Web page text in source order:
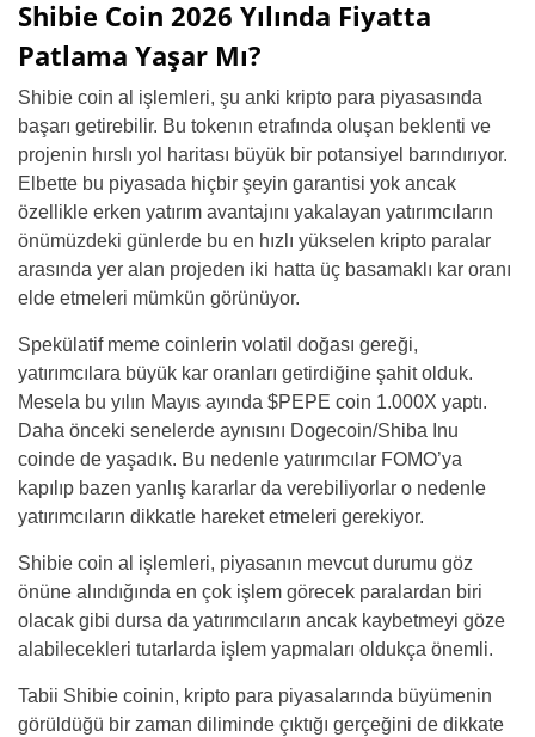
Shibie Coin 2026 Yılında Fiyatta
Patlama Yaşar Mı?
Shibie coin al işlemleri, şu anki kripto para piyasasında
başarı getirebilir. Bu tokenın etrafında oluşan beklenti ve
projenin hırslı yol haritası büyük bir potansiyel barındırıyor.
Elbette bu piyasada hiçbir şeyin garantisi yok ancak
özellikle erken yatırım avantajını yakalayan yatırımcıların
önümüzdeki günlerde bu en hızlı yükselen kripto paralar
arasında yer alan projeden iki hatta üç basamaklı kar oranı
elde etmeleri mümkün görünüyor.
Spekülatif meme coinlerin volatil doğası gereği,
yatırımcılara büyük kar oranları getirdiğine şahit olduk.
Mesela bu yılın Mayıs ayında $PEPE coin 1.000X yaptı.
Daha önceki senelerde aynısını Dogecoin/Shiba Inu
coinde de yaşadık. Bu nedenle yatırımcılar FOMO’ya
kapılıp bazen yanlış kararlar da verebiliyorlar o nedenle
yatırımcıların dikkatle hareket etmeleri gerekiyor.
Shibie coin al işlemleri, piyasanın mevcut durumu göz
önüne alındığında en çok işlem görecek paralardan biri
olacak gibi dursa da yatırımcıların ancak kaybetmeyi göze
alabilecekleri tutarlarda işlem yapmaları oldukça önemli.
Tabii Shibie coinin, kripto para piyasalarında büyümenin
görüldüğü bir zaman diliminde çıktığı gerçeğini de dikkate